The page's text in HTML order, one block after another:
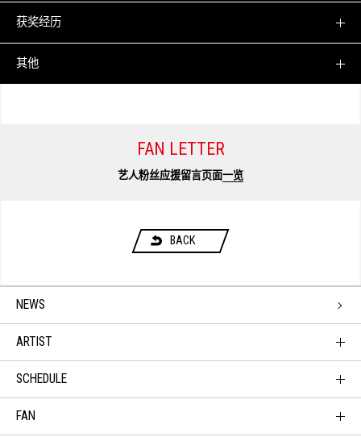
获奖经历
其他
FAN LETTER
艺人粉丝应援留言页面一览
BACK
NEWS
ARTIST
SCHEDULE
FAN